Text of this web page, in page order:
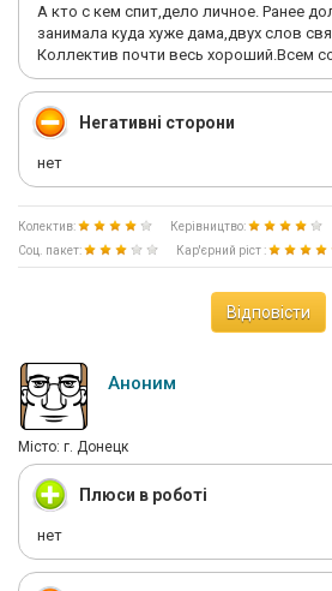
страдают работай, у вас семья, дети?...
время провести в офисе, у вас
уехать- да ну что вы, лучшего места
находится у черта на куличках) вы не
А кто с кем спит,дело личное. Ранее
занимала куда хуже дама,двух слов
Коллектив почти весь хороший.Всем
Негативні сторони
нет
Колектив: Керівництво:
Соц. пакет:
Кар'єрний ріст :
Відповісти
Аноним
Мiсто: г. Донецк
Плюси в роботі
нет